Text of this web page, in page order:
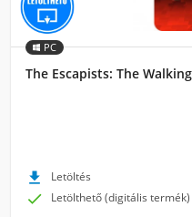
PC
The Escapists: The
 Letöltés
 Letölthető (digitális termék)